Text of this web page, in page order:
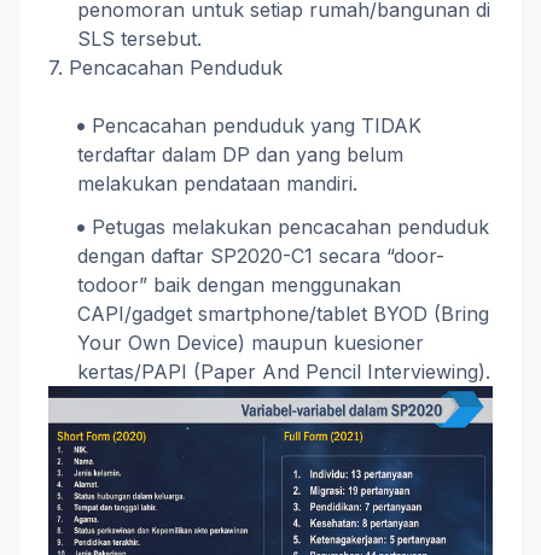
penomoran untuk setiap rumah/bangunan di
SLS tersebut.
7. Pencacahan Penduduk
Pencacahan penduduk yang TIDAK
terdaftar dalam DP dan yang belum
melakukan pendataan mandiri.
Petugas melakukan pencacahan penduduk
dengan daftar SP2020-C1 secara “door-
todoor” baik dengan menggunakan
CAPI/gadget smartphone/tablet BYOD (Bring
Your Own Device) maupun kuesioner
kertas/PAPI (Paper And Pencil Interviewing).